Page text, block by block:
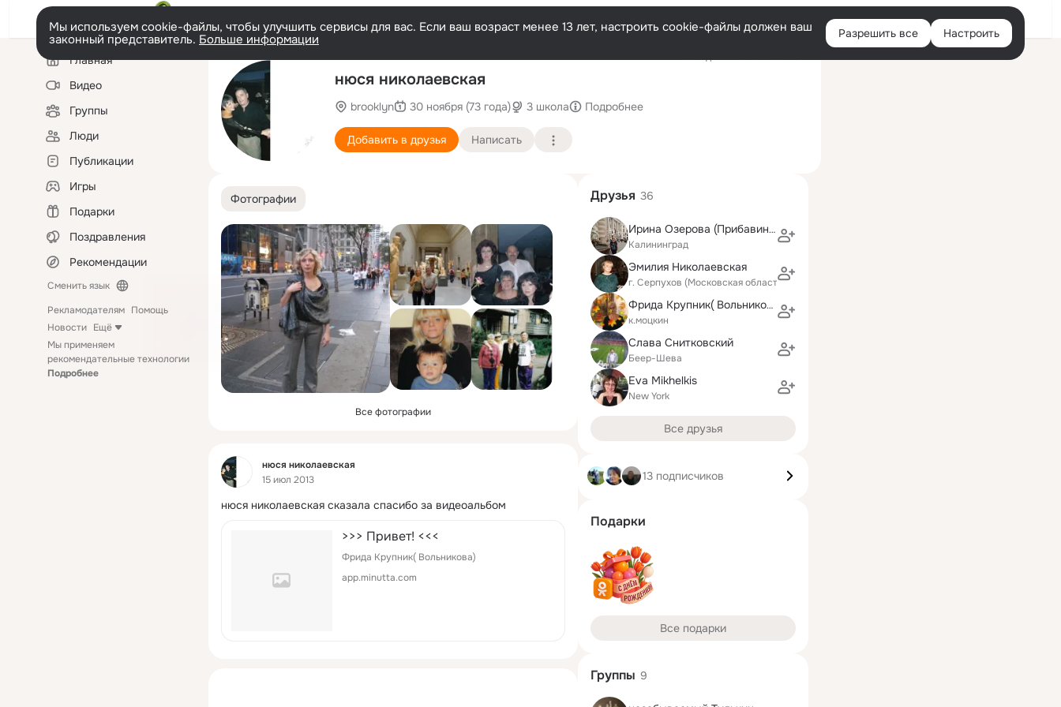
Войти
Мы используем cookie-файлы, чтобы улучшить сервисы для вас. Если ваш возраст менее 13 лет, настроить cookie-файлы должен ваш
законный представитель. Больше информации Разрешить все Настроить
Левая
колонкаГлавная
Видео
Группы
Люди
Публикации
Игры
Подарки
Поздравления
Рекомендации
Сменить язык
Рекламодателям Помощь
Новости Ещё
Мы применяем
рекомендательные технологии
Подробнее
нюся николаевская
brooklyn 30 ноября (73 года) 3 школа Подробнее
Добавить в друзья Написать
Фотографии
Все фотографии
Фид
нюся николаевская
15 июл 2013
нюся николаевская сказала спасибо за видеоальбом
>>> Привет! <<<
Фрида Крупник( Вольникова)
app.minutta.com
Друзья 36
Ирина Oзерова (Прибавина)
Калининград
Эмилия Николаевская
г. Серпухов (Московская область)
Фрида Крупник( Вольникова)
к.моцкин
Слава Снитковский
Беер-Шева
Eva Mikhelkis
New York
Все друзья
13 подписчиков
Подарки
Все подарки
Группы 9